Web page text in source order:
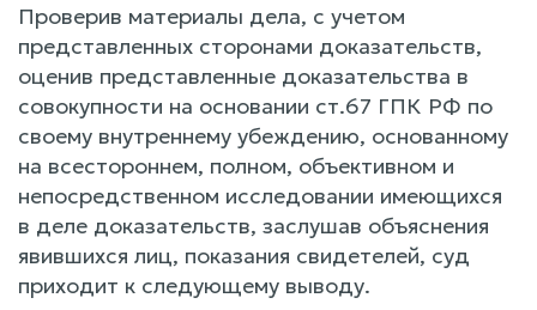
Проверив материалы дела, с учетом
представленных сторонами доказательств,
оценив представленные доказательства в
совокупности на основании ст.67 ГПК РФ по
своему внутреннему убеждению, основанному
на всестороннем, полном, объективном и
непосредственном исследовании имеющихся
в деле доказательств, заслушав объяснения
явившихся лиц, показания свидетелей, суд
приходит к следующему выводу.